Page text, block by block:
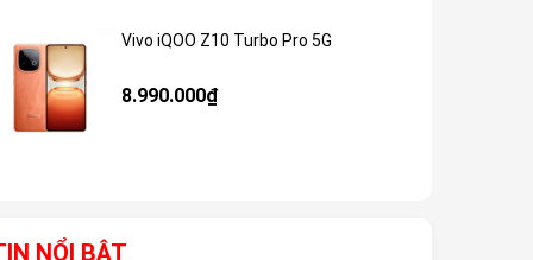
Vivo iQOO Z10 Turbo Pro 5G
8.990.000₫
NỔI BẬT